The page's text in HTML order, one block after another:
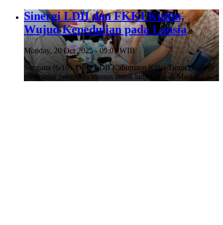
Sinergi LDII dan FKKI Kutim,
Wujud Kepedulian pada Lansia
Monday, 20 Oct 2025 - 09:01 WIB
Sangatta (6/10). DPD LDII Kabupaten Kutai Timur (Kutim)
menggelar pengajian khusus untuk lanjut usia di Masjid…